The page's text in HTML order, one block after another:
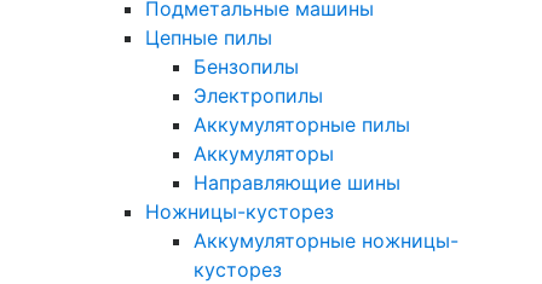
Подметальные машины
Цепные пилы
Бензопилы
Электропилы
Аккумуляторные пилы
Аккумуляторы
Направляющие шины
Ножницы-кусторез
Аккумуляторные ножницы-
кусторез